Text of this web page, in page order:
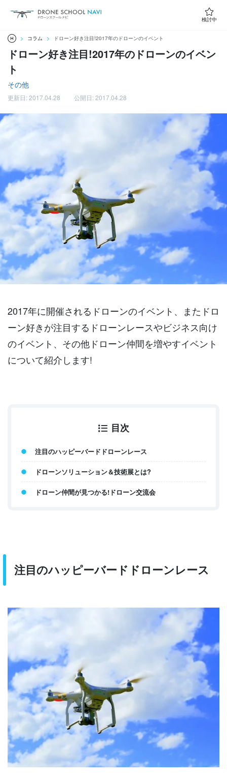
検討中
コラム ドローン好き注目!2017年のドローンのイベント
ドローン好き注目!2017年のドローンのイベン
ト
その他
更新日: 2017.04.28 公開日: 2017.04.28
2017年に開催されるドローンのイベント、またドロ
ーン好きが注目するドローンレースやビジネス向け
のイベント、その他ドローン仲間を増やすイベント
について紹介します!
目次
注目のハッピーバードドローンレース
ドローンソリューション＆技術展とは?
ドローン仲間が見つかる!ドローン交流会
注目のハッピーバードドローンレース